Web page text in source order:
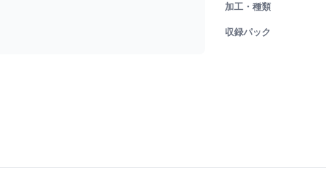
加工・種類
収録パック